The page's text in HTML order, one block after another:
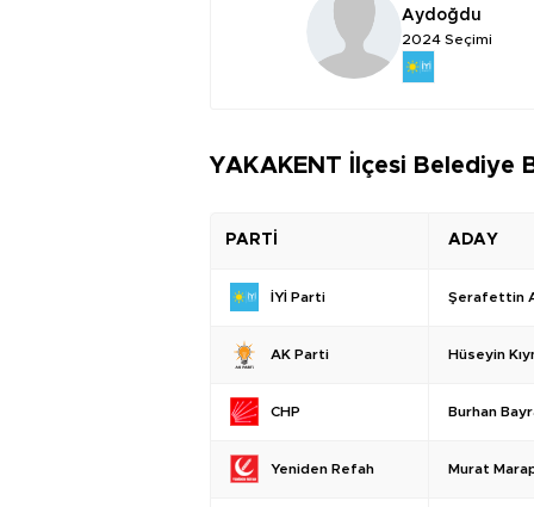
Aydoğdu
2024 Seçimi
YAKAKENT İlçesi Belediye
PARTİ ADAY
İYİ Parti Şerafettin
AK Parti Hüseyin
CHP Burhan
Yeniden Refah Murat